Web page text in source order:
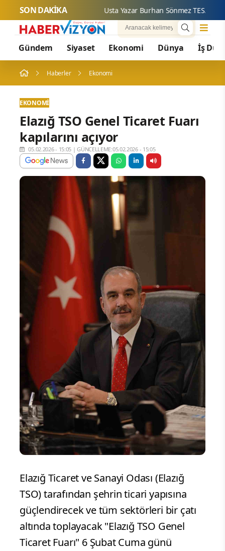
SON DAKİKA Usta
Gündem Siyaset Ekonomi Dünya İş
Haberler Ekonomi
EKONOMI
Elazığ TSO Genel Ticaret Fuarı
kapılarını açıyor
05.02.2026 - 15:05 |GÜNCELLEME:05.02.2026 - 15:05
Elazığ Ticaret ve Sanayi Odası (Elazığ
TSO) tarafından şehrin ticari yapısına
güçlendirecek ve tüm sektörleri bir çatı
altında toplayacak "Elazığ TSO Genel
Ticaret Fuarı" 6 Şubat Cuma günü